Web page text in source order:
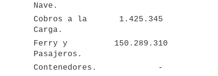
Nave.
Cobros a la
Carga.
1.425.345
Ferry y
Pasajeros.
Contenedores.
-